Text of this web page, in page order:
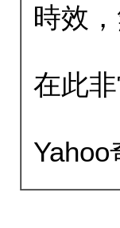
時效
在此